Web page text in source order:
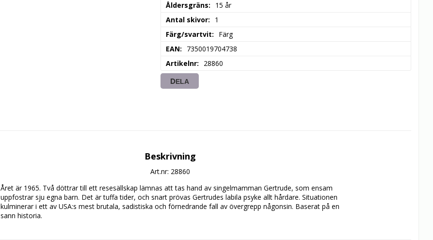
Åldersgräns
15 år
Antal skivor
1
Färg/svartvit
Färg
EAN
7350019704738
Artikelnr
28860
DELA
Beskrivning
Art.nr: 28860
Året är 1965. Två döttrar till ett resesällskap lämnas att tas hand av singelmamman Gertrude, som ensam
uppfostrar sju egna barn. Det är tuffa tider, och snart prövas Gertrudes labila psyke allt hårdare. Situationen
kulminerar i ett av USA:s mest brutala, sadistiska och förnedrande fall av övergrepp någonsin. Baserat på en
sann historia.